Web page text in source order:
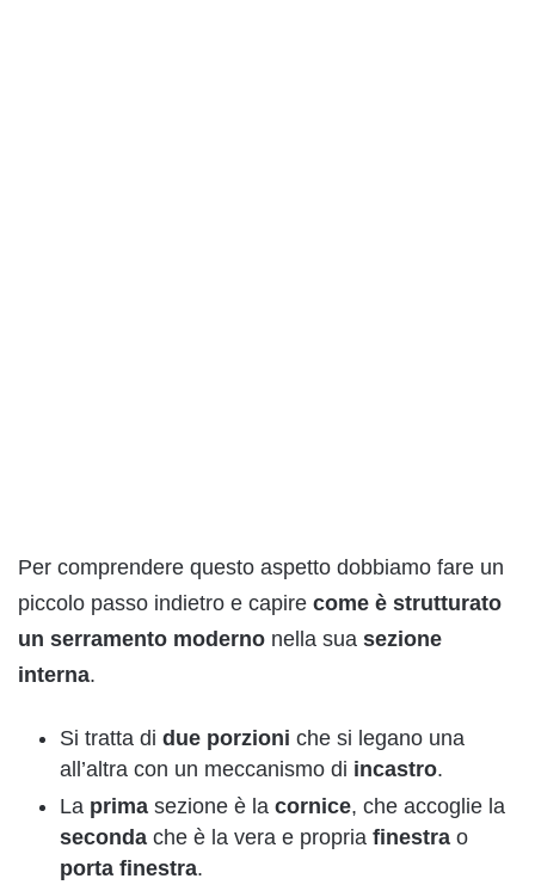
Per comprendere questo aspetto dobbiamo fare un
piccolo passo indietro e capire come è strutturato
un serramento moderno nella sua sezione
interna.
Si tratta di due porzioni che si legano una
all’altra con un meccanismo di incastro.
La prima sezione è la cornice, che accoglie la
seconda che è la vera e propria finestra o
porta finestra.